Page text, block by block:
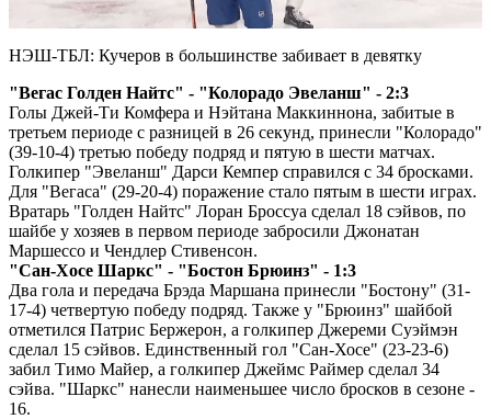
Video
НЭШ-ТБЛ: Кучеров в большинстве забивает в девятку
"Вегас Голден Найтс" - "Колорадо Эвеланш" - 2:3
Голы Джей-Ти Комфера и Нэйтана Маккиннона, забитые в
третьем периоде с разницей в 26 секунд, принесли "Колорадо"
(39-10-4) третью победу подряд и пятую в шести матчах.
Голкипер "Эвеланш" Дарси Кемпер справился с 34 бросками.
Для "Вегаса" (29-20-4) поражение стало пятым в шести играх.
Вратарь "Голден Найтс" Лоран Броссуа сделал 18 сэйвов, по
шайбе у хозяев в первом периоде забросили Джонатан
Маршессо и Чендлер Стивенсон.
"Сан-Хосе Шаркс" - "Бостон Брюинз" - 1:3
Два гола и передача Брэда Маршана принесли "Бостону" (31-
17-4) четвертую победу подряд. Также у "Брюинз" шайбой
отметился Патрис Бержерон, а голкипер Джереми Суэймэн
сделал 15 сэйвов. Единственный гол "Сан-Хосе" (23-23-6)
забил Тимо Майер, а голкипер Джеймс Раймер сделал 34
сэйва. "Шаркс" нанесли наименьшее число бросков в сезоне -
16.